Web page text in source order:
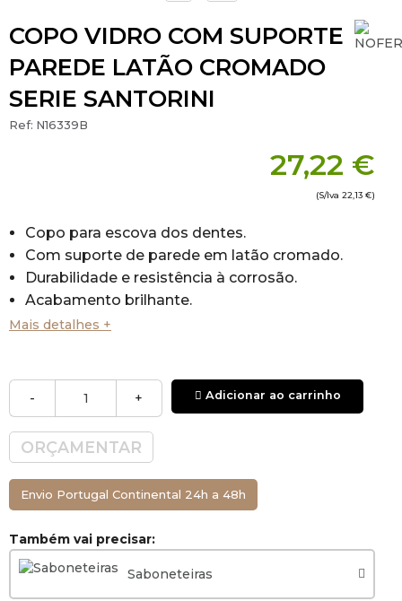
COPO VIDRO COM SUPORTE
PAREDE LATÃO CROMADO
SERIE SANTORINI
Ref: N16339B
27,22 €
(S/Iva 22,13 €)
Copo para escova dos dentes.
Com suporte de parede em latão cromado.
Durabilidade e resistência à corrosão.
Acabamento brilhante.
Com sistema de fixação rosqueado na parede
Copo de vidro transparente.
Dimensões: Ø69 x 92 x 96 mm (Comprimento x
Largura x Altura)
Parafusos de fixação de parede ocultos
incluídos.
Mais detalhes +
- + Adicionar ao carrinho
ORÇAMENTAR
Envio Portugal Continental 24h a 48h
Também vai precisar:
Saboneteiras